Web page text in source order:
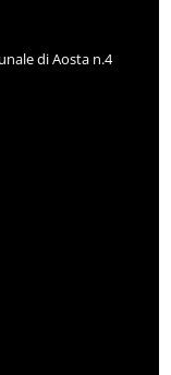
di Aosta n.4